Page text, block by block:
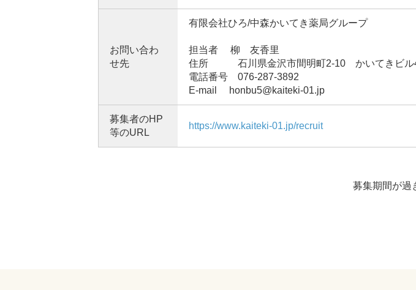
お問い合わ
せ先
有限会社ひろ/中森かいてき薬局グループ
担当者 柳 友香里
住所 石川県金沢市間明町2-10 かいてきビル
電話番号 076-287-3892
E-mail honbu5@kaiteki-01.jp
募集者のHP
等のURL
https://www.kaiteki-01.jp/recruit
募集期間が過